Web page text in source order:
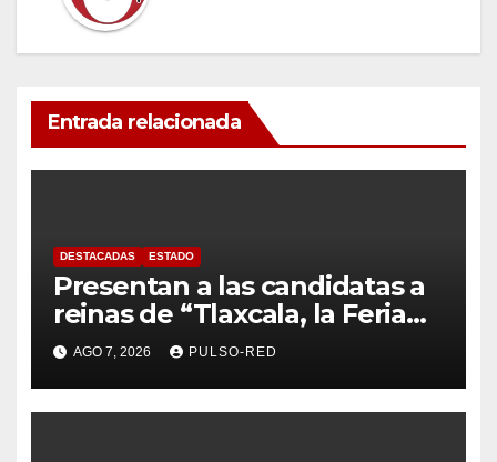
Entrada relacionada
DESTACADAS ESTADO
Presentan a las candidatas a
reinas de “Tlaxcala, la Feria
de Ferias 2026: La Flor
Tlaxcalteca”
AGO 7, 2026 PULSO-RED